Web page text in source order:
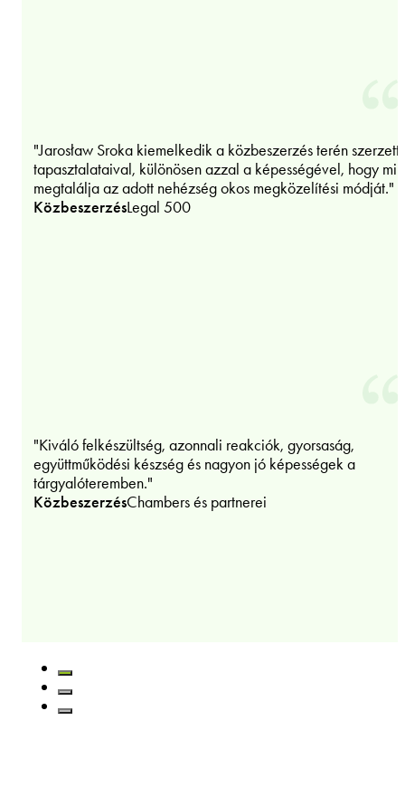
"Jarosław Sroka kiemelkedik a közbeszerzés terén szerzett
tapasztalataival, különösen azzal a képességével, hogy
megtalálja az adott nehézség okos megközelítési módját."
KözbeszerzésLegal 500
"Kiváló felkészültség, azonnali reakciók, gyorsaság,
együttműködési készség és nagyon jó képességek a
tárgyalóteremben."
KözbeszerzésChambers és partnerei